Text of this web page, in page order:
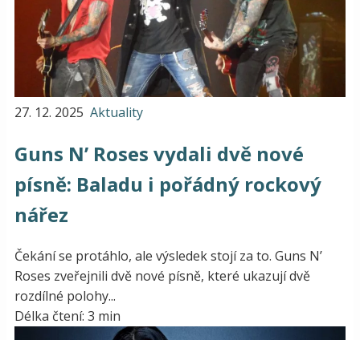
27. 12. 2025 Aktuality
Guns N’ Roses vydali dvě nové
písně: Baladu i pořádný rockový
nářez
Čekání se protáhlo, ale výsledek stojí za to. Guns N’
Roses zveřejnili dvě nové písně, které ukazují dvě
rozdílné polohy...
Délka čtení: 3 min